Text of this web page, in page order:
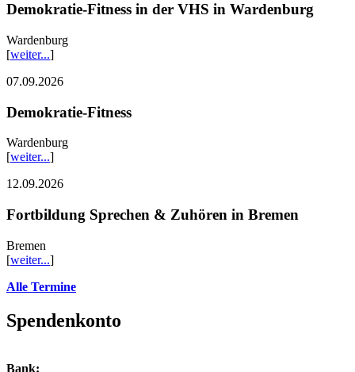
Demokratie-Fitness in der VHS in Wardenburg
Wardenburg
[weiter...]
07.09.2026
Demokratie-Fitness
Wardenburg
[weiter...]
12.09.2026
Fortbildung Sprechen & Zuhören in Bremen
Bremen
[weiter...]
Alle Termine
Spendenkonto
Bank: